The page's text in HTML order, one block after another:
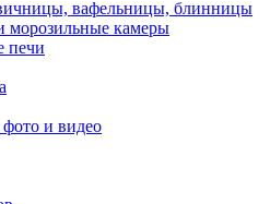
вафельницы, блинницы
морозильные камеры
печи
и видео